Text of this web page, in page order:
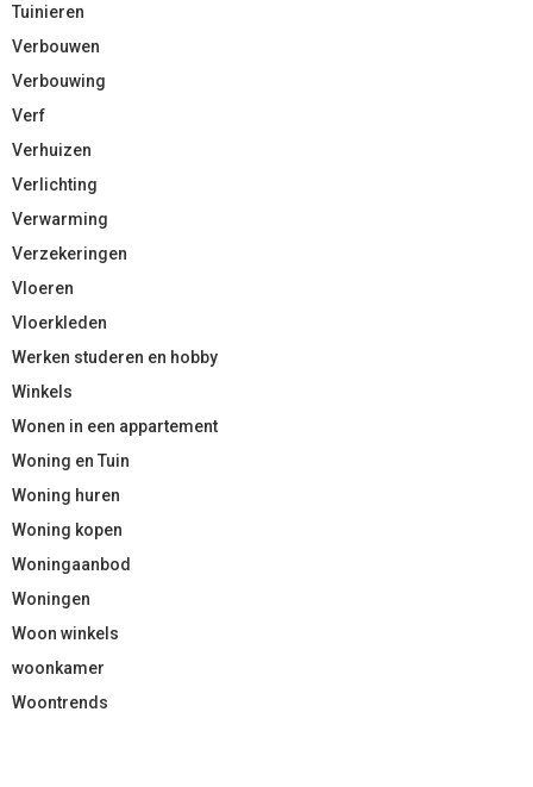
Tuinieren
Verbouwen
Verbouwing
Verf
Verhuizen
Verlichting
Verwarming
Verzekeringen
Vloeren
Vloerkleden
Werken studeren en hobby
Winkels
Wonen in een appartement
Woning en Tuin
Woning huren
Woning kopen
Woningaanbod
Woningen
Woon winkels
woonkamer
Woontrends